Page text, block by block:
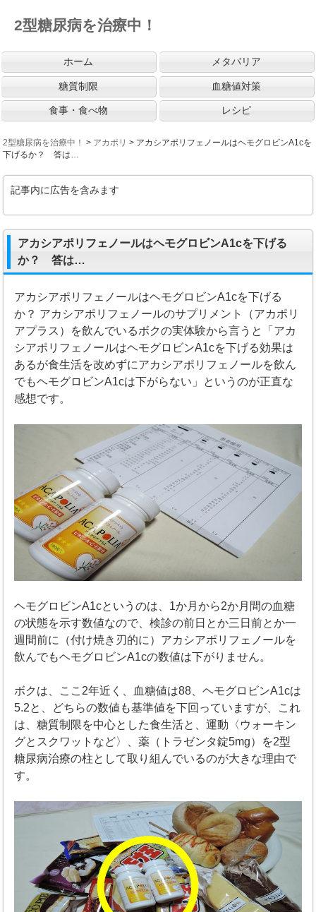
2型糖尿病を治療中！
ホーム メタバリア
糖質制限 血糖値対策
食事・食べ物 レシピ
2型糖尿病を治療中！ > アカポリ > アカシアポリフェノールはヘモグロビンA1cを
下げるか？ 答は…
記事内に広告を含みます
アカシアポリフェノールはヘモグロビンA1cを下げる
か？ 答は…
アカシアポリフェノールはヘモグロビンA1cを下げる
か？ アカシアポリフェノールのサプリメント（アカポリ
アプラス）を飲んでいるボクの実体験から言うと「アカ
シアポリフェノールはヘモグロビンA1cを下げる効果は
あるが食生活を改めずにアカシアポリフェノールを飲ん
でもヘモグロビンA1cは下がらない」というのが正直な
感想です。
ヘモグロビンA1cというのは、1か月から2か月間の血糖
の状態を示す数値なので、検診の前日とか三日前とか一
週間前に（付け焼き刃的に）アカシアポリフェノールを
飲んでもヘモグロビンA1cの数値は下がりません。
ボクは、ここ2年近く、血糖値は88、ヘモグロビンA1cは
5.2と、どちらの数値も基準値を下回っていますが、これ
は、糖質制限を中心とした食生活と、運動〈ウォーキン
グとスクワットなど〉、薬（トラゼンタ錠5mg）を2型
糖尿病治療の柱として取り組んでいるのが大きな理由で
す。